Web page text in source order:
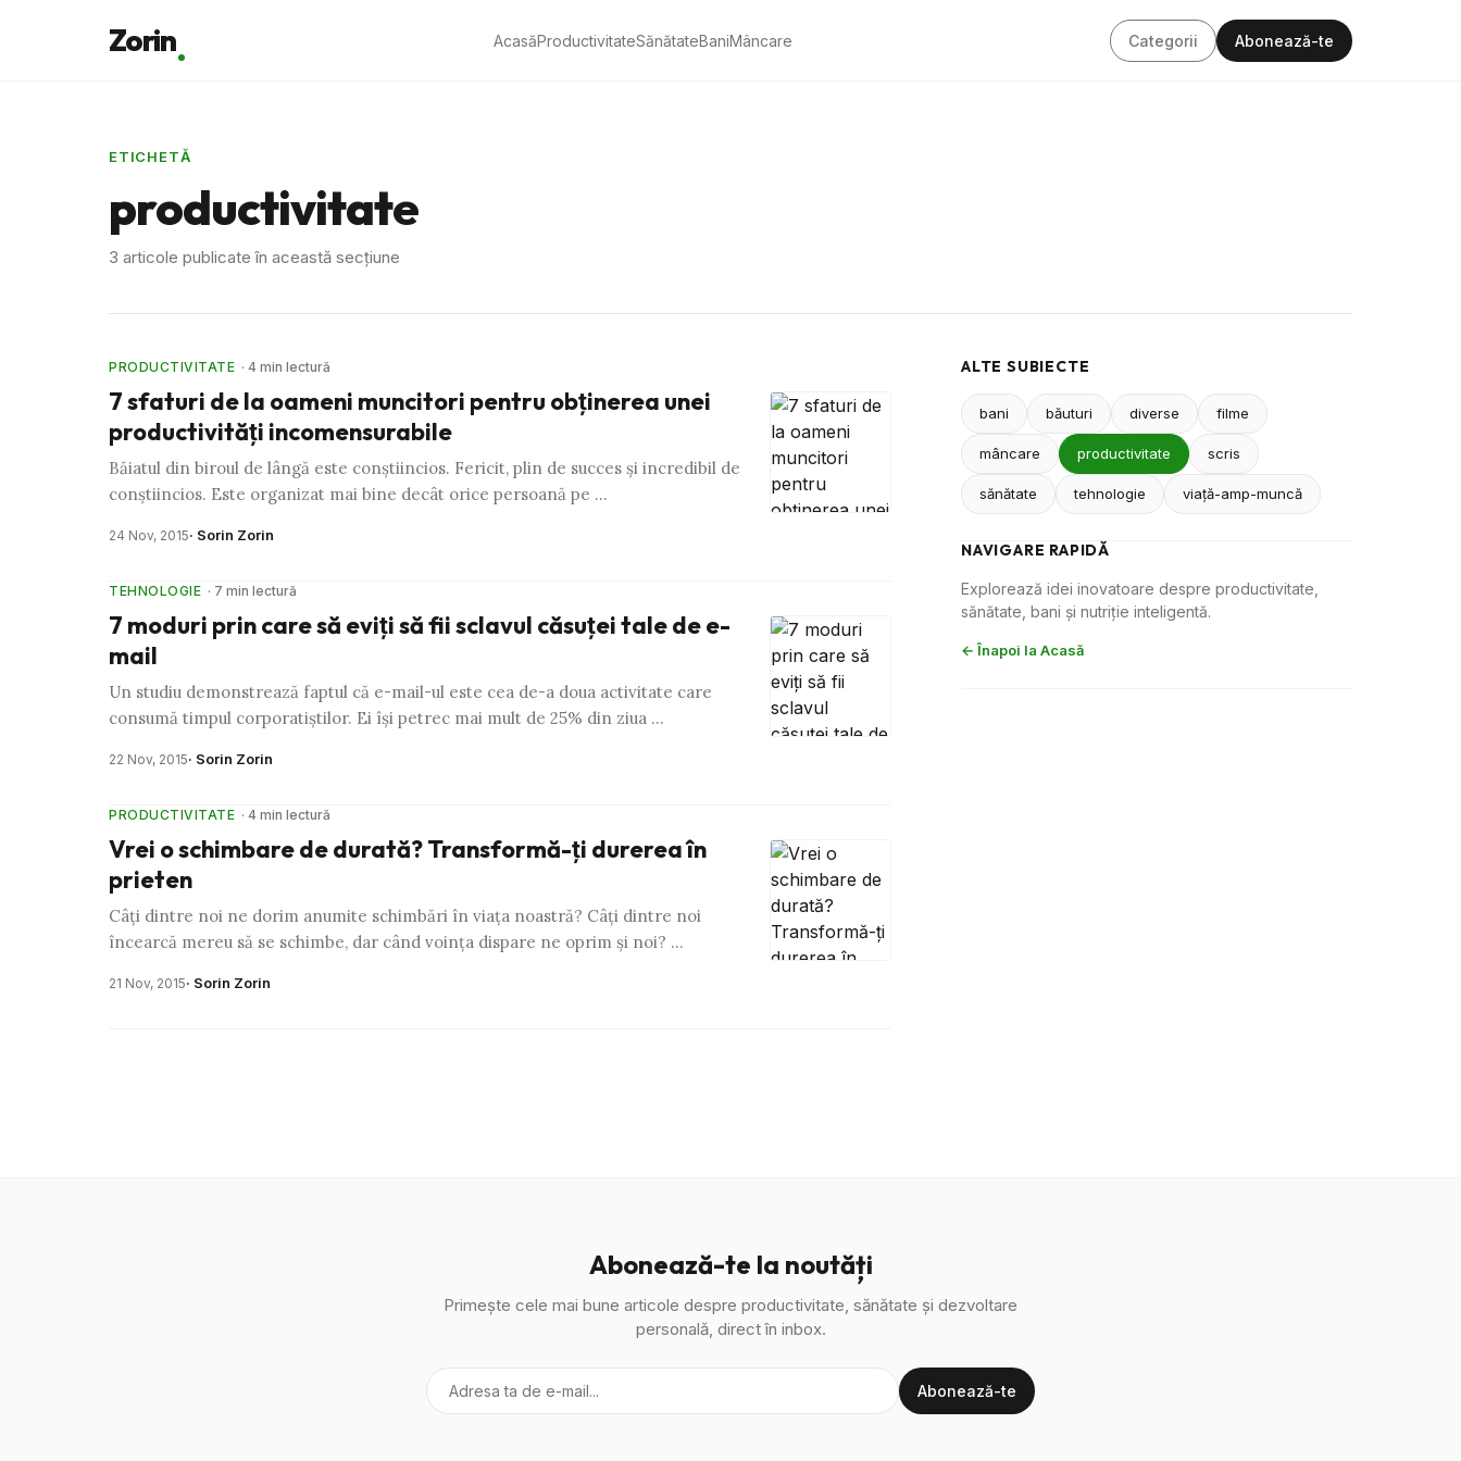
Zorin AcasăProductivitateSănătateBaniMâncare Categorii Abonează-te
ETICHETĂ
productivitate
3 articole publicate în această secțiune
PRODUCTIVITATE · 4 min lectură
7 sfaturi de la oameni muncitori pentru obţinerea unei
productivităţi incomensurabile
Băiatul din biroul de lângă este conştiincios. Fericit, plin de succes şi incredibil de
conştiincios. Este organizat mai bine decât orice persoană pe …
24 Nov, 2015· Sorin Zorin
TEHNOLOGIE · 7 min lectură
7 moduri prin care să eviţi să fii sclavul căsuţei tale de e-
mail
Un studiu demonstrează faptul că e-mail-ul este cea de-a doua activitate care
consumă timpul corporatiştilor. Ei îşi petrec mai mult de 25% din ziua …
22 Nov, 2015· Sorin Zorin
PRODUCTIVITATE · 4 min lectură
Vrei o schimbare de durată? Transformă-ţi durerea în
prieten
Câţi dintre noi ne dorim anumite schimbări în viaţa noastră? Câţi dintre noi
încearcă mereu să se schimbe, dar când voinţa dispare ne oprim şi noi? …
21 Nov, 2015· Sorin Zorin
ALTE SUBIECTE
bani băuturi diverse filme
mâncare productivitate scris
sănătate tehnologie viaţă-amp-muncă
NAVIGARE RAPIDĂ
Explorează idei inovatoare despre productivitate,
sănătate, bani și nutriție inteligentă.
← Înapoi la Acasă
Abonează-te la noutăți
Primește cele mai bune articole despre productivitate, sănătate și dezvoltare
personală, direct în inbox.
Abonează-te